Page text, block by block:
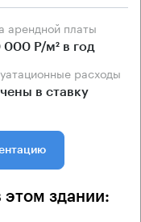
арендной платы
000 Р/м² в год
расходы
в ставку
здании: